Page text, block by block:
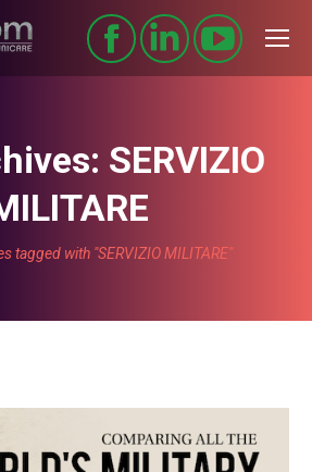
SERVIZIO
tagged with "SERVIZIO MILITARE"